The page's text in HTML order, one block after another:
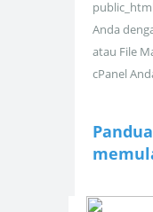
Anda
atau File
cPanel